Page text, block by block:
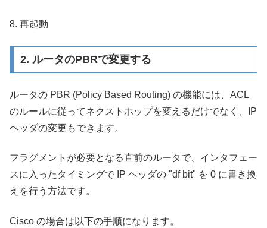
8. 再起動
2. ルータのPBRで変更する
ルータの PBR (Policy Based Routing) の機能には、ACL
のルールに従ってネクストホップを変えるだけでなく、IP
ヘッダの変更もできます。
フラグメントが必要となる直前のルータで、インタフェー
スに入ったタイミングで IP ヘッダの "df bit" を 0 に書き換
えを行う方法です。
Cisco の場合は以下の手順になります。